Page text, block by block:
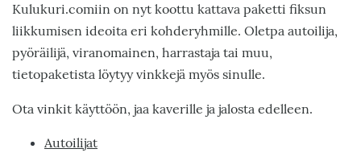
Kulukuri.comiin on nyt koottu kattava paketti fiksun
liikkumisen ideoita eri kohderyhmille. Oletpa autoilija,
pyöräilijä, viranomainen, harrastaja tai muu,
tietopaketista löytyy vinkkejä myös sinulle.
Ota vinkit käyttöön, jaa kaverille ja jalosta edelleen.
Autoilijat